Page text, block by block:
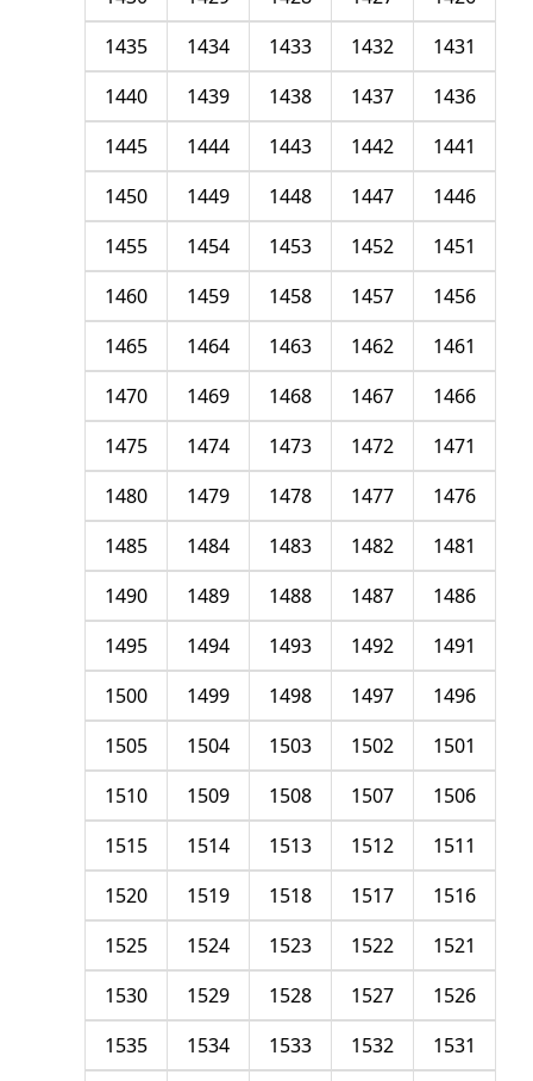
1431
1432
1433
1434
1435
1436
1437
1438
1439
1440
1441
1442
1443
1444
1445
1446
1447
1448
1449
1450
1451
1452
1453
1454
1455
1456
1457
1458
1459
1460
1461
1462
1463
1464
1465
1466
1467
1468
1469
1470
1471
1472
1473
1474
1475
1476
1477
1478
1479
1480
1481
1482
1483
1484
1485
1486
1487
1488
1489
1490
1491
1492
1493
1494
1495
1496
1497
1498
1499
1500
1501
1502
1503
1504
1505
1506
1507
1508
1509
1510
1511
1512
1513
1514
1515
1516
1517
1518
1519
1520
1521
1522
1523
1524
1525
1526
1527
1528
1529
1530
1531
1532
1533
1534
1535